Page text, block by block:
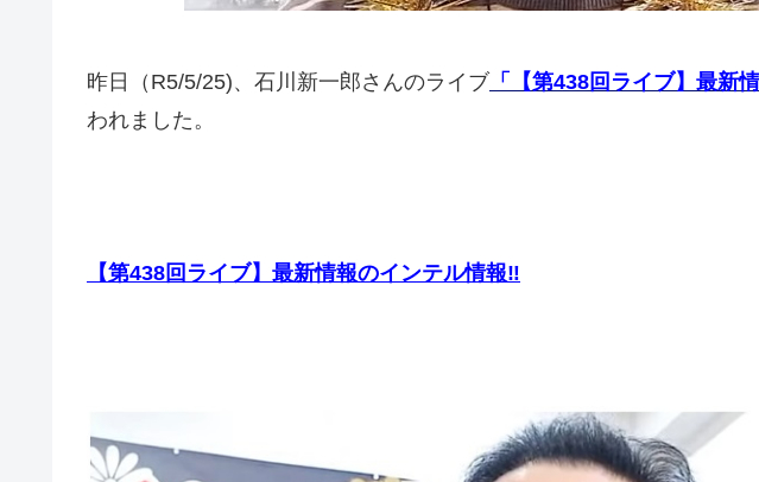
昨日（R5/5/25)、石川新一郎さんのライブ「【第438回ライブ】最新
われました。
【第438回ライブ】最新情報のインテル情報‼️